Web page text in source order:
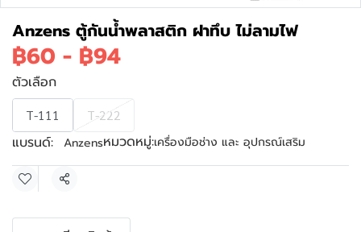
Anzens ตู้กันน้ำพลาสติก ฝาทึบ ไม่ลามไฟ
฿60 - ฿94
ตัวเลือก
T-111 T-222
แบรนด์: Anzensหมวดหมู่:เครื่องมือช่าง และ อุปกรณ์เสริม
แชร์